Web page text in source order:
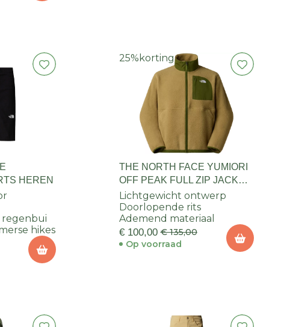
HEREN
regenbui
hikes
25% korting
THE NORTH FACE YUMIORI
OFF PEAK FULL ZIP JACKET
HEREN
Lichtgewicht ontwerp
Doorlopende rits
Ademend materiaal
€ 100,00 € 135,00
Op voorraad